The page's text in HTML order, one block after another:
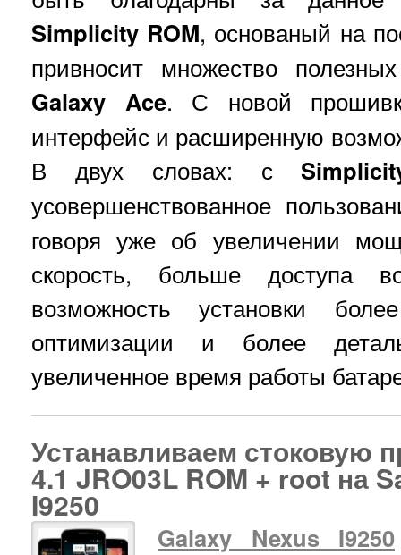
Simplicity ROM, основаный на
привносит множество
Galaxy Ace. С новой
интерфейс и расширенную
В двух словах: с
усовершенствованное
говоря уже об увеличении
скорость, больше доступа
возможность установки
оптимизации и более
увеличенное время работы
Устанавливаем стоковую
4.1 JRO03L ROM + root на
I9250
Galaxy Nexus I9250